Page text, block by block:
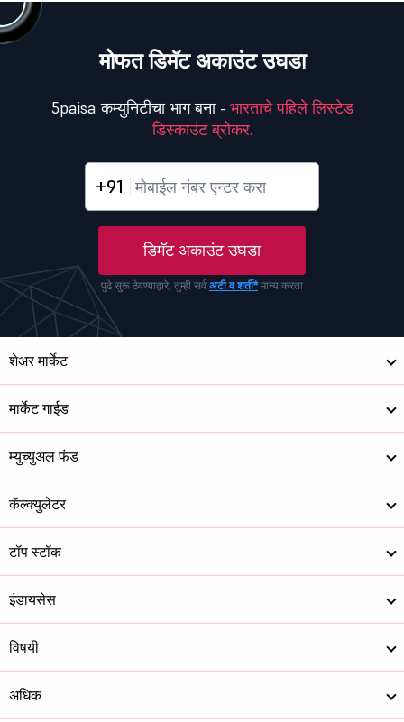
मोफत डिमॅट अकाउंट उघडा
5paisa कम्युनिटीचा भाग बना - भारताचे पहिले लिस्टेड
डिस्काउंट ब्रोकर.
+91
डिमॅट अकाउंट उघडा
पुढे सुरू ठेवण्याद्वारे, तुम्ही सर्व अटी व शर्ती*मान्य करता
शेअर मार्केट
मार्केट गाईड
म्युच्युअल फंड
कॅल्क्युलेटर
टॉप स्टॉक
इंडायसेस
विषयी
अधिक